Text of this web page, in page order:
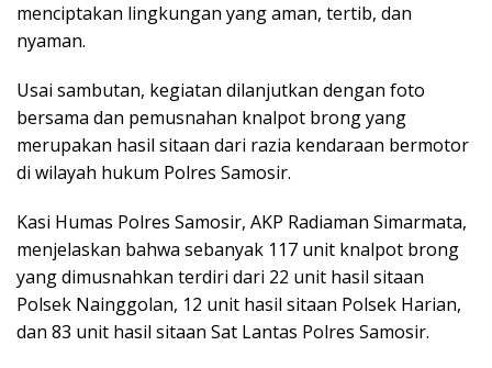
menciptakan lingkungan yang aman, tertib, dan
nyaman.
Usai sambutan, kegiatan dilanjutkan dengan foto
bersama dan pemusnahan knalpot brong yang
merupakan hasil sitaan dari razia kendaraan bermotor
di wilayah hukum Polres Samosir.
Kasi Humas Polres Samosir, AKP Radiaman Simarmata,
menjelaskan bahwa sebanyak 117 unit knalpot brong
yang dimusnahkan terdiri dari 22 unit hasil sitaan
Polsek Nainggolan, 12 unit hasil sitaan Polsek Harian,
dan 83 unit hasil sitaan Sat Lantas Polres Samosir.